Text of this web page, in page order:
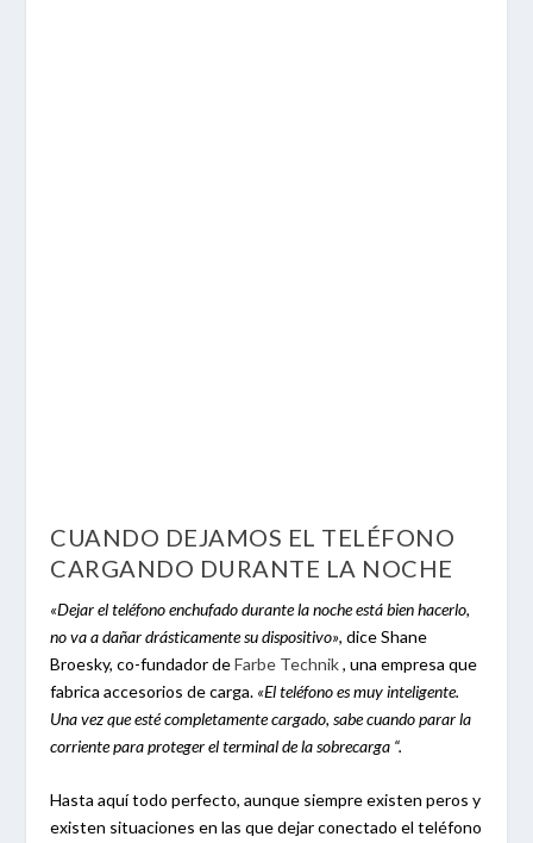
CUANDO DEJAMOS EL TELÉFONO
CARGANDO DURANTE LA NOCHE
«Dejar el teléfono enchufado durante la noche está bien hacerlo,
no va a dañar drásticamente su dispositivo», dice Shane
Broesky, co-fundador deFarbe Technik, una empresa que
fabrica accesorios de carga. «El teléfono es muy inteligente.
Una vez que esté completamente cargado, sabe cuando parar la
corriente para proteger el terminal de la sobrecarga “.
Hasta aquí todo perfecto, aunque siempre existen peros y
existen situaciones en las que dejar conectado el teléfono